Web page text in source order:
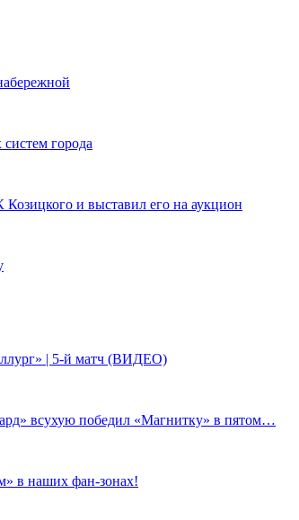
города
и выставил его на аукцион
| 5-й матч (ВИДЕО)
всухую победил «Магнитку» в пятом…
в наших фан-зонах!